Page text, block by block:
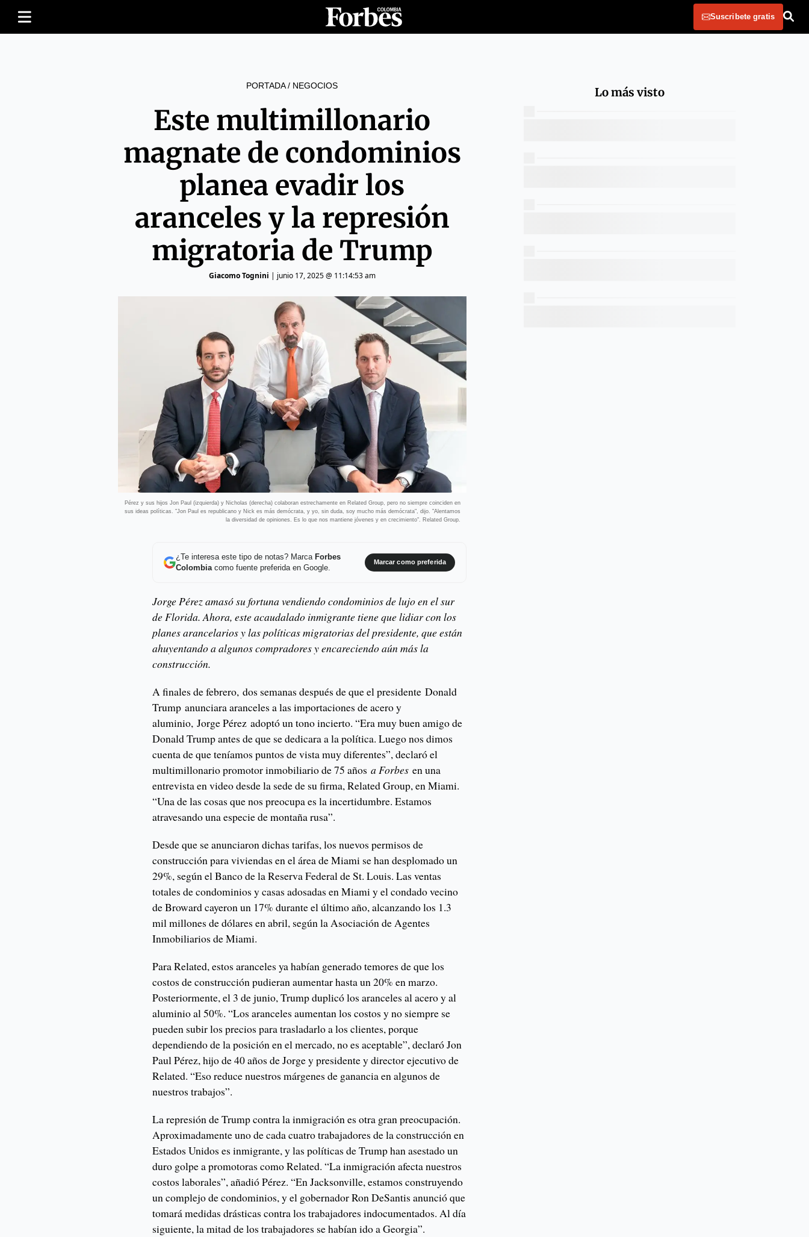
Suscribete gratis
PORTADA/ NEGOCIOS
Este multimillonario
magnate de condominios
planea evadir los
aranceles y la represión
migratoria de Trump
Giacomo Tognini | junio 17, 2025 @ 11:14:53 am
Pérez y sus hijos Jon Paul (izquierda) y Nicholas (derecha) colaboran estrechamente en Related Group, pero no siempre coinciden en
sus ideas políticas. "Jon Paul es republicano y Nick es más demócrata, y yo, sin duda, soy mucho más demócrata", dijo. "Alentamos
la diversidad de opiniones. Es lo que nos mantiene jóvenes y en crecimiento". Related Group.
¿Te interesa este tipo de notas? Marca Forbes
Colombiacomo fuente preferida en Google.
Marcar como preferida
Jorge Pérez amasó su fortuna vendiendo condominios de lujo en el sur
de Florida. Ahora, este acaudalado inmigrante tiene que lidiar con los
planes arancelarios y las políticas migratorias del presidente, que están
ahuyentando a algunos compradores y encareciendo aún más la
construcción.
A finales de febrero, dos semanas después de que el presidente Donald
Trump anunciara aranceles a las importaciones de acero y
aluminio, Jorge Pérez adoptó un tono incierto. “Era muy buen amigo de
Donald Trump antes de que se dedicara a la política. Luego nos dimos
cuenta de que teníamos puntos de vista muy diferentes”, declaró el
multimillonario promotor inmobiliario de 75 añosa Forbes en una
entrevista en video desde la sede de su firma, Related Group, en Miami.
“Una de las cosas que nos preocupa es la incertidumbre. Estamos
atravesando una especie de montaña rusa”.
Desde que se anunciaron dichas tarifas, los nuevos permisos de
construcción para viviendas en el área de Miami se han desplomado un
29%, según el Banco de la Reserva Federal de St. Louis. Las ventas
totales de condominios y casas adosadas en Miami y el condado vecino
de Broward cayeron un 17% durante el último año, alcanzando los 1.3
mil millones de dólares en abril, según la Asociación de Agentes
Inmobiliarios de Miami.
Para Related, estos aranceles ya habían generado temores de que los
costos de construcción pudieran aumentar hasta un 20% en marzo.
Posteriormente, el 3 de junio, Trump duplicó los aranceles al acero y al
aluminio al 50%. “Los aranceles aumentan los costos y no siempre se
pueden subir los precios para trasladarlo a los clientes, porque
dependiendo de la posición en el mercado, no es aceptable”, declaró Jon
Paul Pérez, hijo de 40 años de Jorge y presidente y director ejecutivo de
Related. “Eso reduce nuestros márgenes de ganancia en algunos de
nuestros trabajos”.
La represión de Trump contra la inmigración es otra gran preocupación.
Aproximadamente uno de cada cuatro trabajadores de la construcción en
Estados Unidos es inmigrante, y las políticas de Trump han asestado un
duro golpe a promotoras como Related. “La inmigración afecta nuestros
costos laborales”, añadió Pérez. “En Jacksonville, estamos construyendo
un complejo de condominios, y el gobernador Ron DeSantis anunció que
tomará medidas drásticas contra los trabajadores indocumentados. Al día
siguiente, la mitad de los trabajadores se habían ido a Georgia”.
Lo más visto